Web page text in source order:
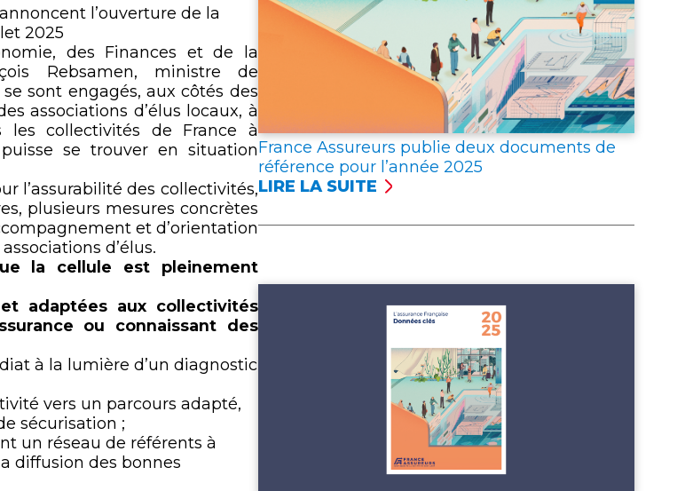
l’ouverture de la
2025
des Finances et de la
Rebsamen, ministre de
sont engagés, aux côtés des
associations d’élus locaux, à
les collectivités de France à
puisse se trouver en situation
l’assurabilité des collectivités,
plusieurs mesures concrètes
et d’orientation
d’élus.
la cellule est pleinement
adaptées aux collectivités
ou connaissant des
à la lumière d’un diagnostic
vers un parcours adapté,
sécurisation ;
un réseau de référents à
diffusion des bonnes
France Assureurs publie deux documents de
référence pour l’année 2025
LIRE LA SUITE
:
FRANCE
DEUX
DE
RÉFÉRENCE